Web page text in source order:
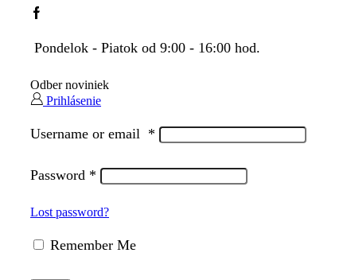
Facebook
Pondelok - Piatok od 9:00 - 16:00 hod.
Odber noviniek
Prihlásenie
Username or email *
Password *
Lost password?
Remember Me